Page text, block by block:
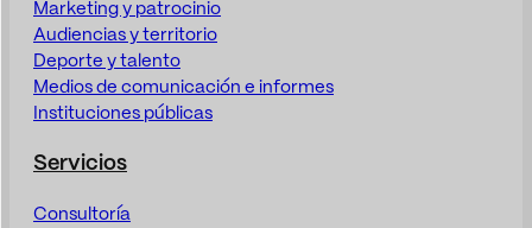
Marketing y patrocinio
Audiencias y territorio
Deporte y talento
Medios de comunicación e informes
Instituciones públicas
Servicios
Consultoría